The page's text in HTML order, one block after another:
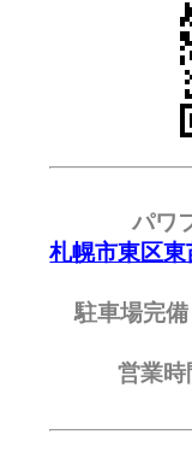
パワ
札幌市東区
駐車場完備
営業